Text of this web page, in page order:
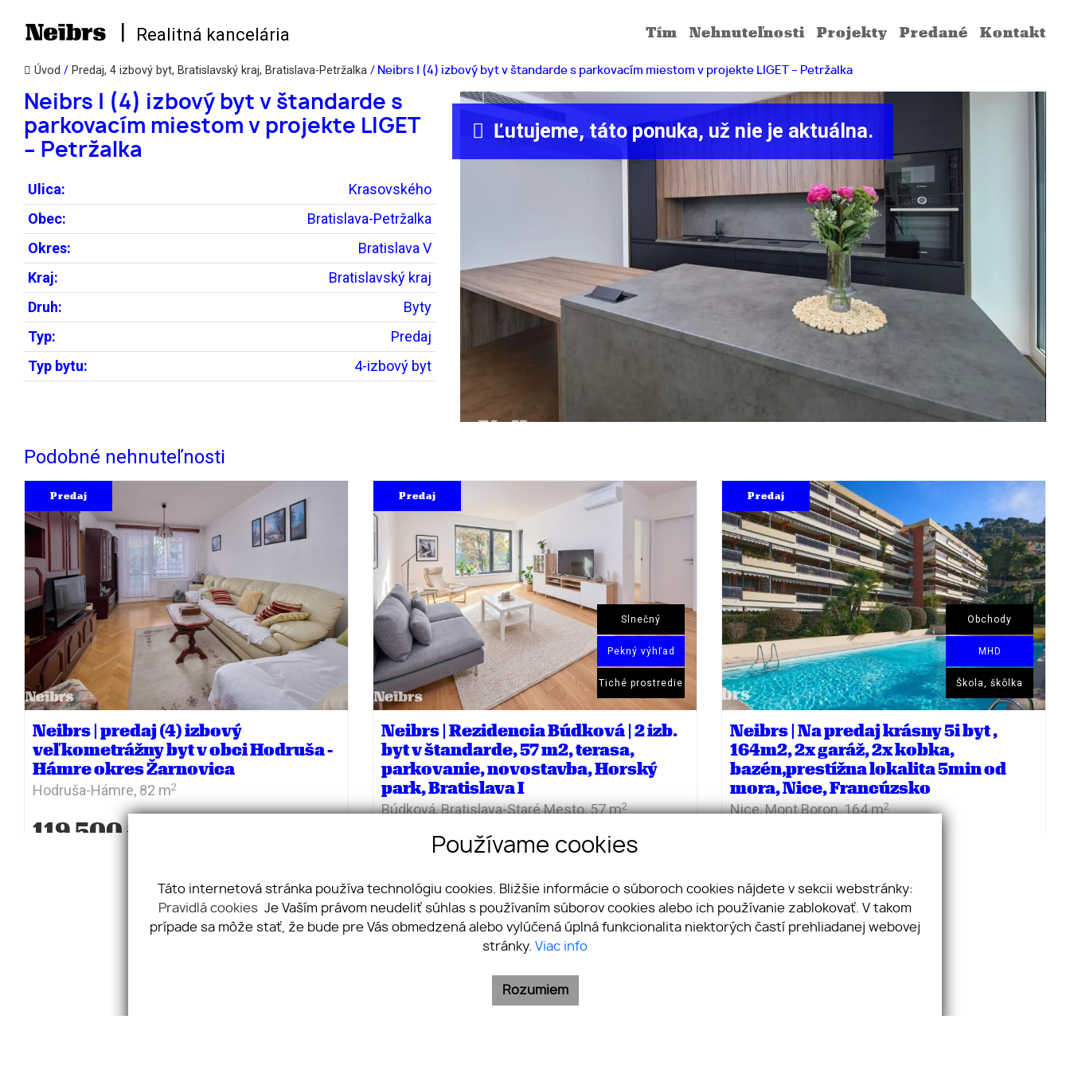
| Realitná kancelária tím nehnuteľnosti projekty predané kontakt
Úvod / Predaj, 4 izbový byt, Bratislavský kraj, Bratislava-Petržalka / Neibrs | (4) izbový byt v štandarde s parkovacím miestom v projekte LIGET – Petržalka
Neibrs | (4) izbový byt v štandarde s
parkovacím miestom v projekte LIGET
– Petržalka
Ulica:
Krasovského
Obec:
Bratislava-Petržalka
Okres:
Bratislava V
Kraj:
Bratislavský kraj
Druh:
Byty
Typ:
Predaj
Typ bytu:
4-izbový byt
Ľutujeme, táto ponuka, už nie je aktuálna.
Podobné nehnuteľnosti
Predaj
Neibrs | predaj (4) izbový
veľkometrážny byt v obci Hodruša -
Hámre okres Žarnovica
Hodruša-Hámre, 82 m2
119 500 €
Predaj
Slnečný
Pekný výhľad
Tiché prostredie
Neibrs | Rezidencia Búdková | 2 izb.
byt v štandarde, 57 m2, terasa,
parkovanie, novostavba, Horský
park, Bratislava I
Búdková,Bratislava-Staré Mesto,57 m2
340 000€
Predaj
Obchody
MHD
Škola, škôlka
Neibrs | Na predaj krásny 5i byt ,
164m2, 2x garáž, 2x kobka,
bazén,prestížna lokalita 5min od
mora, Nice, Francúzsko
Nice, Mont Boron,164 m2
Neibrs Realitná kancelária | Košická 33, 821 08 Bratislava
0915 365 743| info@neibrs.sk
Používame cookies
Táto internetová stránka používa technológiu cookies. Bližšie informácie o súboroch cookies nájdete v sekcii webstránky:
Pravidlá cookies Je Vaším právom neudeliť súhlas s používaním súborov cookies alebo ich používanie zablokovať. V takom
prípade sa môže stať, že bude pre Vás obmedzená alebo vylúčená úplná funkcionalita niektorých častí prehliadanej webovej
stránky. Viac info
Rozumiem